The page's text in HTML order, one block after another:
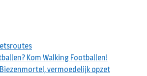
Kom Walking Footballen!
vermoedelijk opzet